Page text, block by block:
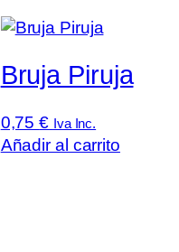
Bruja Piruja
0,75€ Iva Inc.
Añadir al carrito